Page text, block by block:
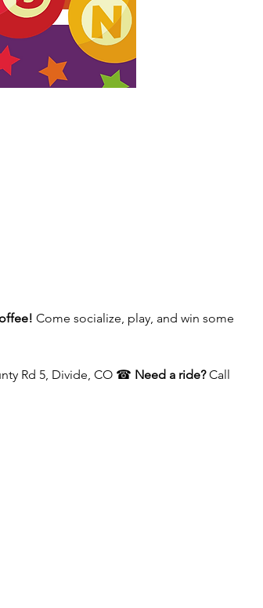
Come socialize, play, and win some
Rd 5, Divide, CO ☎ Need a ride? Call